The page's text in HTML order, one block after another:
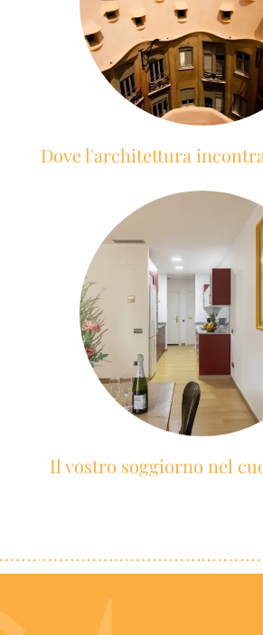
Dove l'architettura
Il vostro soggiorno nel